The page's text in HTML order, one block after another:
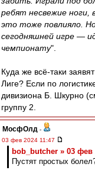
ребят несвежие ноги,
это тоже повлияло.
сегодняшней игре —
чемпионату".
Куда же всё-таки
Лиге? Если по
дивизиона Б. Шкурно
группу 2.
МосфОлд -
03 фев 2024 11:47
bob_butcher » 03 фев
Пустят простых